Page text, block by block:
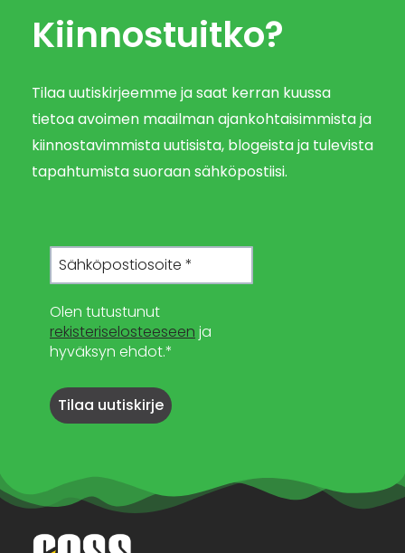
Kiinnostuitko?
Tilaa uutiskirjeemme ja saat kerran kuussa
tietoa avoimen maailman ajankohtaisimmista ja
kiinnostavimmista uutisista, blogeista ja tulevista
tapahtumista suoraan sähköpostiisi.
Olen tutustunut
rekisteriselosteeseen ja
hyväksyn ehdot.*